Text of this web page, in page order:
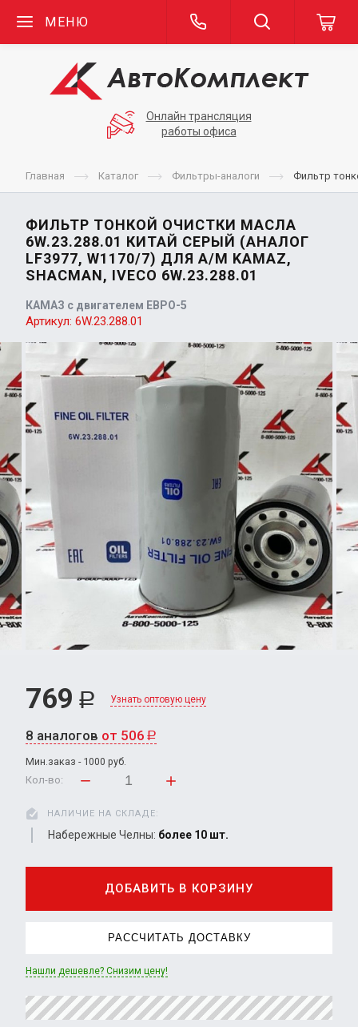
МЕНЮ
Онлайн трансляция
работы офиса
Главная Каталог Фильтры-аналоги Фильтр
ФИЛЬТР ТОНКОЙ ОЧИСТКИ МАСЛА
6W.23.288.01 КИТАЙ СЕРЫЙ (АНАЛОГ
LF3977, W1170/7) ДЛЯ А/М KAMAZ,
SHACMAN, IVECO 6W.23.288.01
КАМАЗ с двигателем ЕВРО-5
Артикул: 6W.23.288.01
769 Р Узнать оптовую цену
8 аналогов от 506 Р
Мин.заказ - 1000 руб.
Кол-во:
НАЛИЧИЕ НА СКЛАДЕ:
Набережные Челны: более 10 шт.
ДОБАВИТЬ В КОРЗИНУ
РАССЧИТАТЬ ДОСТАВКУ
Нашли дешевле? Снизим цену!